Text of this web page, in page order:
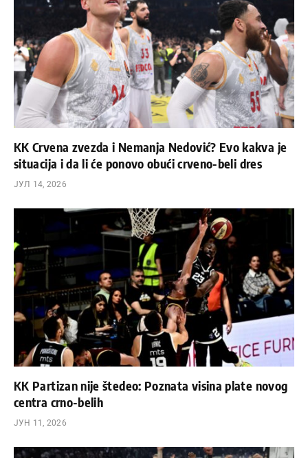
KK Crvena zvezda i Nemanja Nedović? Evo kakva je
situacija i da li će ponovo obući crveno-beli dres
ЈУЛ 14, 2026
KK Partizan nije štedeo: Poznata visina plate novog
centra crno-belih
ЈУН 11, 2026